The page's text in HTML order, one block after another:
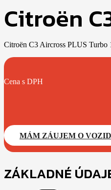
Citroën
Citroën C3 Aircross PLUS
Cena s DPH
MÁM ZÁUJEM O
ZÁKLADNÉ